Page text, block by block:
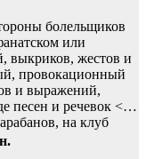
болельщиков
или
выкриков, жестов и
провокационный
и выражений,
песен и речевок <…
на клуб